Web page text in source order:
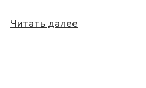
Читать далее